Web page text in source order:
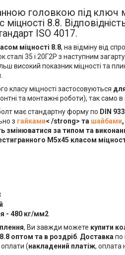
головкою під
міцності 8.8.
ISO 4017.
міцності 8.8, на відміну від
сталі 35 і 20Г2Р з наступним
високий показник міцності та
класу міцності застосовуються
та монтажні роботи), так само в
має стандартну форму по DIN 933
з гайками< /strong> та шайбами
змінюватися за типом та
М5х45 класом
- 480 кг/мм2
, Ви завжди можете купити
оптом та в роздріб Доставка по
(накладений платіж, оплата